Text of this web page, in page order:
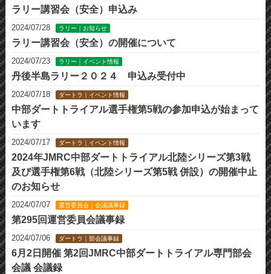
ラリー講習会（安全）申込み
2024/07/28 ラリー｜お知らせ
ラリー講習会（安全）の開催について
2024/07/23 ラリー｜イベント情報
丹後半島ラリー２０２４ 申込み受付中
2024/07/18 ダートラ｜イベント情報
中部ダートトライアル選手権第5戦の参加申込が始まって
います
2024/07/17 ダートラ｜イベント情報
2024年JMRC中部ダートトライアル北陸シリーズ第3戦
及び選手権第6戦（北陸シリーズ第5戦 併設）の開催中止
のお知らせ
2024/07/07 運営委員会｜会議議事録
第295回運営委員会議事録
2024/07/06 ダートラ｜部会議事録
6月2日開催 第2回JMRC中部ダートトライアル専門部会
会議 会議録